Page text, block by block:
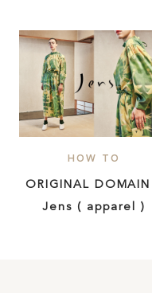
HOW TO
ORIGINAL DOMAIN
Jens ( apparel )